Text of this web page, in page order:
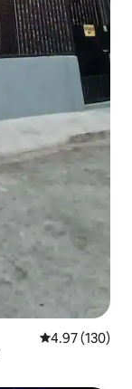
Calificación
4.97 (130)